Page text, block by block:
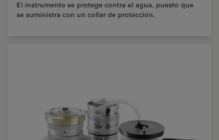
El instrumento se protege contra el agua, puesto que
se suministra con un collar de protección.